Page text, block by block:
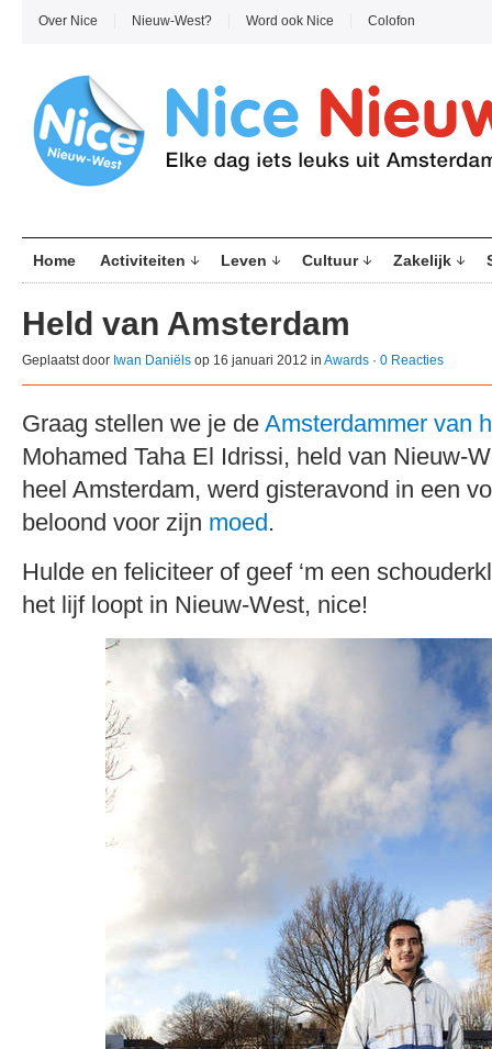
Over Nice Nieuw-West? Word ook Nice Colofon
Home Activiteiten Leven Cultuur Zakelijk
Held van Amsterdam
Geplaatst door Iwan Daniëls op 16 januari 2012 in Awards · 0 Reacties
Graag stellen we je de Amsterdammer van
Mohamed Taha El Idrissi, held van Nieuw-
heel Amsterdam, werd gisteravond in een
beloond voor zijn moed.
Hulde en feliciteer of geef ‘m een
het lijf loopt in Nieuw-West, nice!